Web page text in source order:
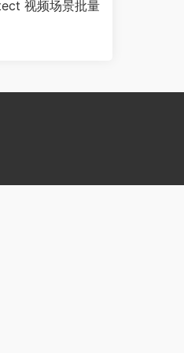
视频场景批量